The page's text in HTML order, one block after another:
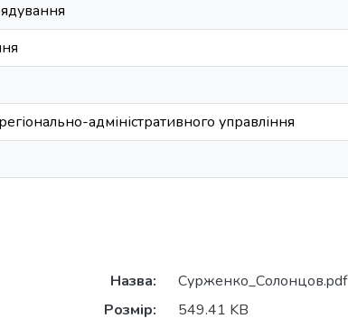
адміністративного управління
Назва:
Сурженко_Солонцов.pdf
Розмір:
549.41 KB